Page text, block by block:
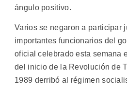
ángulo positivo.
Varios se negaron a participar
importantes funcionarios del
oficial celebrado esta semana
del inicio de la Revolución de
1989 derribó al régimen